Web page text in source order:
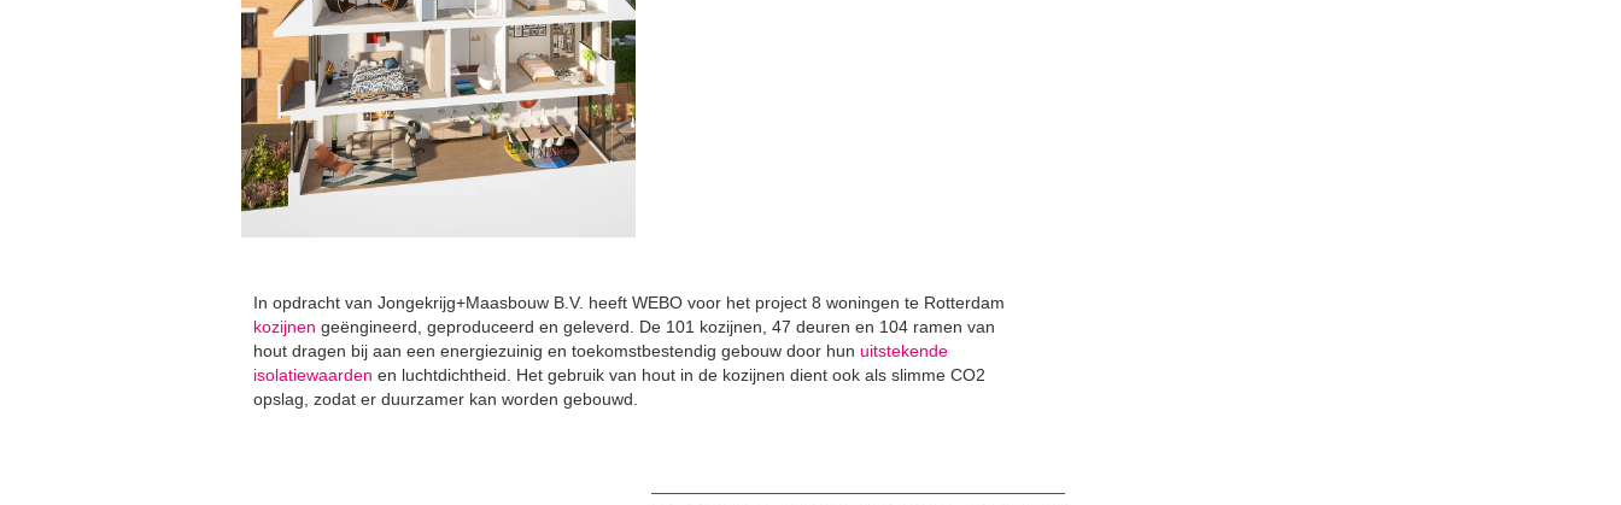
In opdracht van Jongekrijg+Maasbouw B.V. heeft WEBO voor het project 8 woningen te Rotterdam
kozijnen geëngineerd, geproduceerd en geleverd. De 101 kozijnen, 47 deuren en 104 ramen van
hout dragen bij aan een energiezuinig en toekomstbestendig gebouw door hun uitstekende
isolatiewaarden en luchtdichtheid. Het gebruik van hout in de kozijnen dient ook als slimme CO2
opslag, zodat er duurzamer kan worden gebouwd.